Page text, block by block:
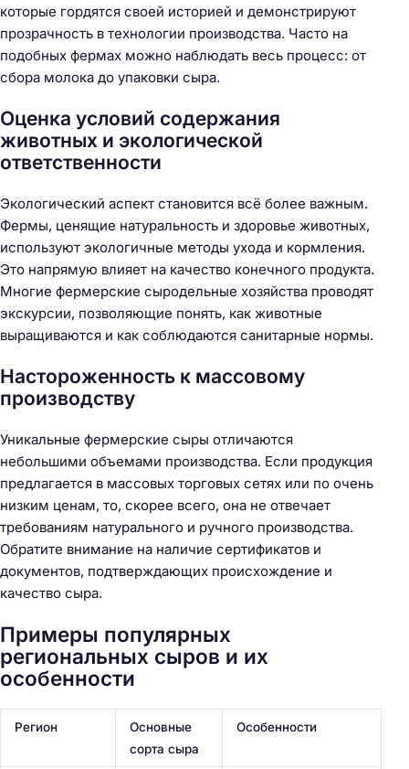
которые гордятся своей историей и демонстрируют
прозрачность в технологии производства. Часто на
подобных фермах можно наблюдать весь процесс: от
сбора молока до упаковки сыра.
Оценка условий содержания
животных и экологической
ответственности
Экологический аспект становится всё более важным.
Фермы, ценящие натуральность и здоровье животных,
используют экологичные методы ухода и кормления.
Это напрямую влияет на качество конечного продукта.
Многие фермерские сыродельные хозяйства проводят
экскурсии, позволяющие понять, как животные
выращиваются и как соблюдаются санитарные нормы.
Настороженность к массовому
производству
Уникальные фермерские сыры отличаются
небольшими объемами производства. Если продукция
предлагается в массовых торговых сетях или по очень
низким ценам, то, скорее всего, она не отвечает
требованиям натурального и ручного производства.
Обратите внимание на наличие сертификатов и
документов, подтверждающих происхождение и
качество сыра.
Примеры популярных
региональных сыров и их
особенности
Регион
Основные
сорта сыра
Особенности
Н
й
т
и